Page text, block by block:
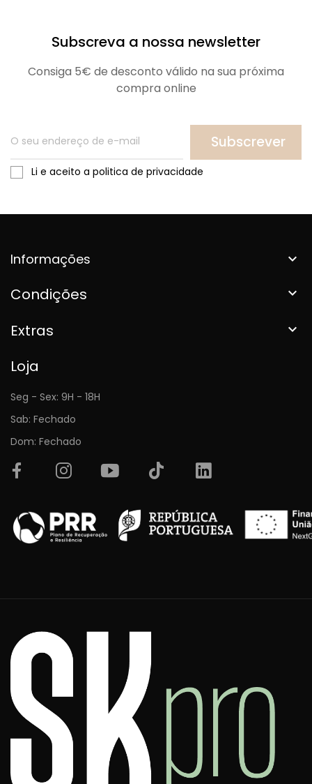
Subscreva a nossa newsletter
Consiga 5€ de desconto válido na sua próxima
compra online
Subscrever
Li e aceito a politica de privacidade
Informações 
Condições 
Extras 
Loja
Seg - Sex: 9H - 18H
Sab: Fechado
Dom: Fechado